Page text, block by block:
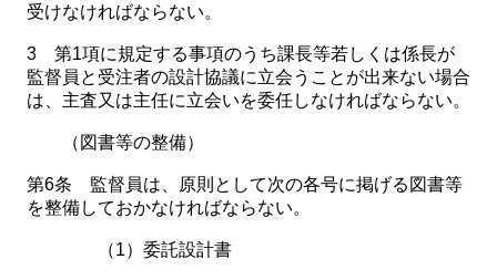
受けなければならない。
3 第1項に規定する事項のうち課長等若しくは係長が
監督員と受注者の設計協議に立会うことが出来ない場合
は、主査又は主任に立会いを委任しなければならない。
（図書等の整備）
第6条 監督員は、原則として次の各号に掲げる図書等
を整備しておかなければならない。
（1）委託設計書